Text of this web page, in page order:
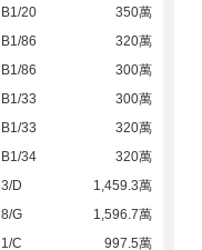
B1/20
350萬
B1/86
320萬
B1/86
300萬
B1/33
300萬
B1/33
320萬
B1/34
320萬
3/D
1,459.3萬
8/G
1,596.7萬
1/C 997.5萬